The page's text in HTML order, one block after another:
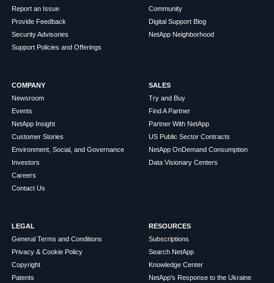
Report an Issue
Provide Feedback
Security Advisories
Support Policies and Offerings
Community
Digital Support Blog
NetApp Neighborhood
COMPANY
Newsroom
Events
NetApp Insight
Customer Stories
Environment, Social, and Governance
Investors
Careers
Contact Us
SALES
Try and Buy
Find A Partner
Partner With NetApp
US Public Sector Contracts
NetApp OnDemand Consumption
Data Visionary Centers
LEGAL
General Terms and Conditions
Privacy & Cookie Policy
Copyright
Patents
RESOURCES
Subscriptions
Search NetApp
Knowledge Center
NetApp's Response to the Ukraine